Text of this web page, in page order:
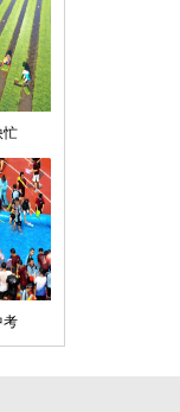
忙
考